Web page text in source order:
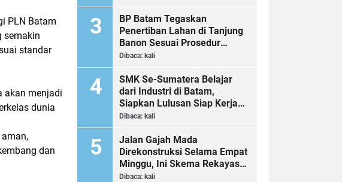
PLN Batam
semakin
standar
akan menjadi
dunia
dan
BP Batam Tegaskan
Penertiban Lahan di Tanjung
Banon Sesuai Prosedur
Hukum
Dibaca: kali
SMK Se-Sumatera Belajar
dari Industri di Batam,
Siapkan Lulusan Siap Kerja
Era Digital
Dibaca: kali
Jalan Gajah Mada
Direkonstruksi Selama Empat
Minggu, Ini Skema Rekayasa
Lalu Lintasnya
Dibaca: kali